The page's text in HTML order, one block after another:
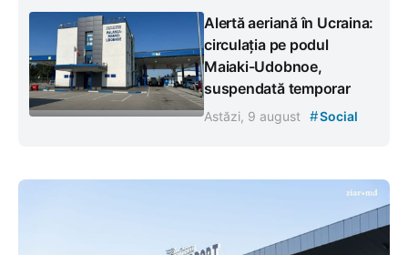
Alertă aeriană în Ucraina:
circulația pe podul
Maiaki-Udobnoe,
suspendată temporar
Astăzi, 9 august #Social